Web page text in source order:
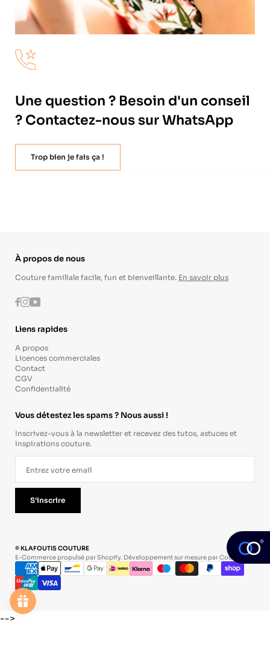
Une question ? Besoin d'un conseil
? Contactez-nous sur WhatsApp
Trop bien je fais ça !
À propos de nous
Couture familiale facile, fun et bienveillante. En savoir plus
Facebook
Instagram
Youtube
Liens rapides
A propos
Licences commerciales
Contact
CGV
Confidentialité
Vous détestez les spams ? Nous aussi !
Inscrivez-vous à la newsletter et recevez des tutos, astuces et
inspirations couture.
S'inscrire
© KLAFOUTIS COUTURE
E-Commerce propulsé par Shopify. Développement sur mesure parCodevo.
-->